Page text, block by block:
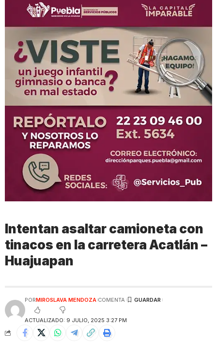
Intentan asaltar camioneta con
tinacos en la carretera Acatlán –
Huajuapan
ACTUALIZADO: 9 JULIO, 2025 3:27 PM
PORMIROSLAVA MENDOZA COMENTA